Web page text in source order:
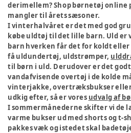
derimellem? Shop børnetøj online
mangler til årets sæsoner.
I vinterhalvåret er det med god
købe uldtøj til det lille barn. Uld er
barn hverken får det for koldt eller
få uldundertøj, uldstrømper,
til børn i uld. Derudover er det
vandafvisende overtøj i de kolde
vinterjakke, overtræksbukser
udkig efter, så er vores udvalg af
I sommermånederne skifter vi de
varme bukser ud med shorts og t-
pakkes væk og istedet skal